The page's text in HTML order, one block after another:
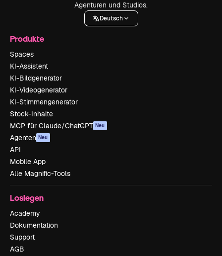
Agenturen und Studios.
Deutsch
Produkte
Spaces
KI-Assistent
KI-Bildgenerator
KI-Videogenerator
KI-Stimmengenerator
Stock-Inhalte
MCP für Claude/ChatGPT Neu
Agenten Neu
API
Mobile App
Alle Magnific-Tools
Loslegen
Academy
Dokumentation
Support
AGB